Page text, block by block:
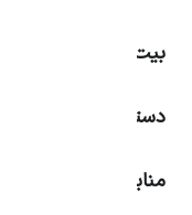
بیت ایمن
دسترسی آسان
منابع آموزشی